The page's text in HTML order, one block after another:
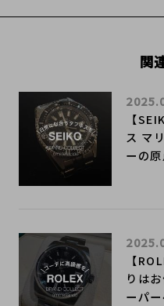
関
【
ス マ
ーの
【
りは
ーパ